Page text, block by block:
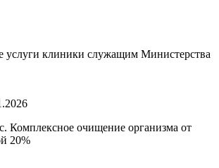
услуги клиники служащим Министерства
Комплексное очищение организма от
20%